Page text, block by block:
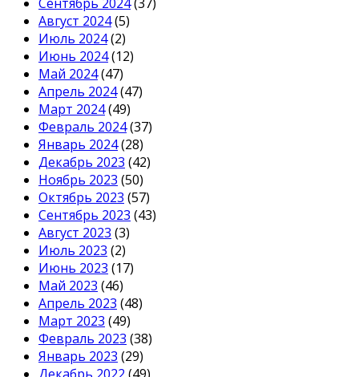
Август 2024(5)
Июль 2024(2)
Июнь 2024(12)
Май 2024(47)
Апрель 2024(47)
Март 2024(49)
Февраль 2024(37)
Январь 2024(28)
Декабрь 2023 (42)
Ноябрь 2023 (50)
Октябрь 2023 (57)
Сентябрь 2023 (43)
Август 2023 (3)
Июль 2023 (2)
Июнь 2023 (17)
Май 2023 (46)
Апрель 2023 (48)
Март 2023 (49)
Февраль 2023 (38)
Январь 2023 (29)